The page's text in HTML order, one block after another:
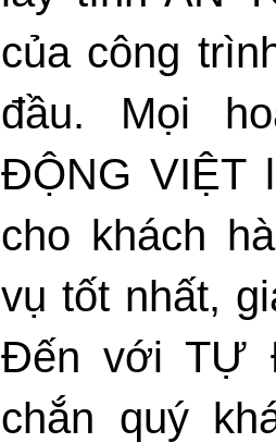
của công
đầu. Mọi
ĐỘNG VIỆT
cho khách
vụ tốt nhất,
Đến với TỰ
chắn quý